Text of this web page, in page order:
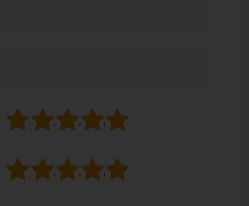
5
4
3
2
5
4
3
2